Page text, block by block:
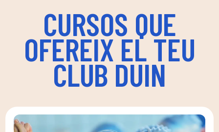
CURSOS QUE
OFEREIX EL TEU
CLUB DUIN